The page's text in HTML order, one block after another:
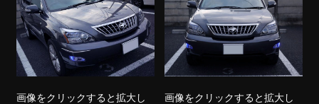
画像をクリックすると拡大し
画像をクリックすると拡大し